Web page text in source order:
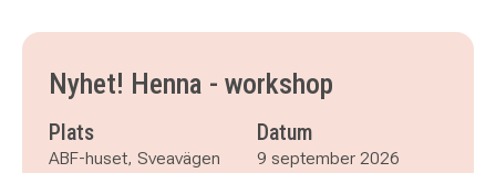
Nyhet! Henna - workshop
Plats
ABF-huset, Sveavägen
Datum
9 september 2026